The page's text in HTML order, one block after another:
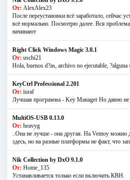
От: AlexAlex23
После переустановки всё заработало, сейчас
всё нормально. Посмотрю далее. Вся
начинают
Right Click Windows Magic 3.0.1
От: uschi21
Hola, buenos d?as, archivo no ejecutable, ?alguna
KeyCtrl Professional 2.201
От: iuraf
Лучшая программа - Key Manager Но давно не
MultiOS-USB 0.13.0
От: heavyg
..Она не лучше - она другая. На Ventoy можно
здесь, но на разные платформы не факт, что
Nik Collection by DxO 9.1.0
От: Home_135
Устанавливается только если включить КВН.